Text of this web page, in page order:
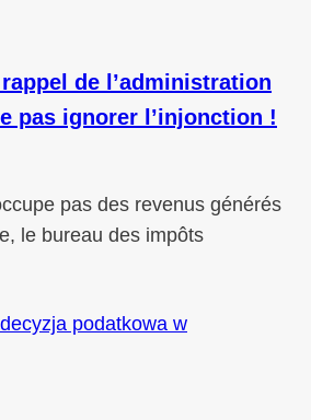
de l’administration
pas ignorer l’injonction !
pas des revenus générés
le bureau des impôts